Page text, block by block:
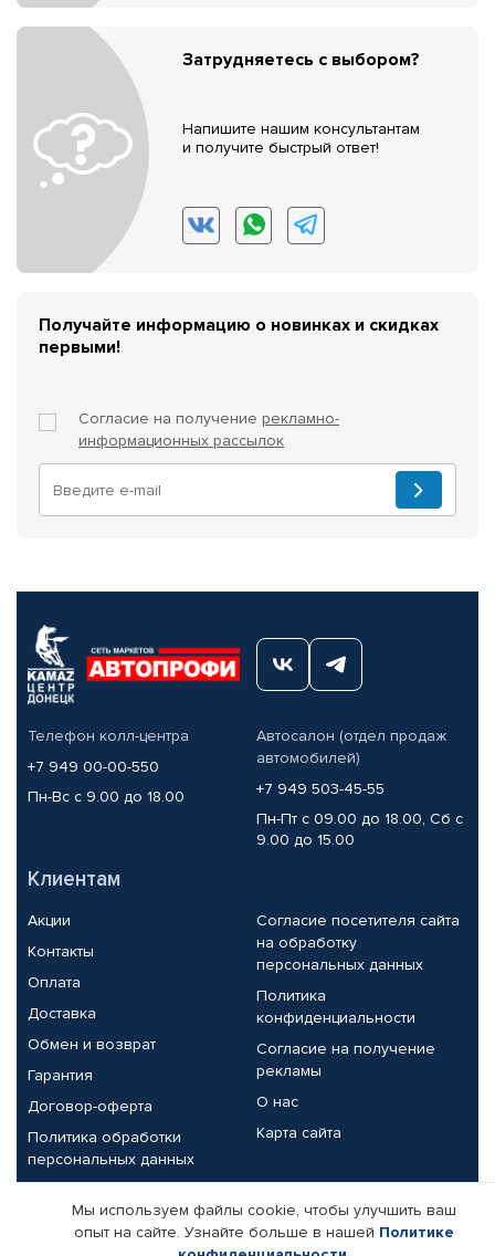
Затрудняетесь с выбором?
Напишите нашим консультантам
и получите быстрый ответ!
Получайте информацию о новинках и скидках
первыми!
Согласие на получение рекламно-
информационных рассылок
Телефон колл-центра
+7 949 00-00-550
Пн-Вс с 9.00 до 18.00
Автосалон (отдел продаж
автомобилей)
+7 949 503-45-55
Пн-Пт с 09.00 до 18.00, Сб с
9.00 до 15.00
Клиентам
Акции
Контакты
Оплата
Доставка
Обмен и возврат
Гарантия
Договор-оферта
Политика обработки
персональных данных
Согласие посетителя сайта
на обработку
персональных данных
Политика
конфиденциальности
Согласие на получение
рекламы
О нас
Карта сайта
Партнерам
Корпоративным клиентам Реквизиты компании
Мы используем файлы cookie, чтобы улучшить ваш
опыт на сайте. Узнайте больше в нашей Политике